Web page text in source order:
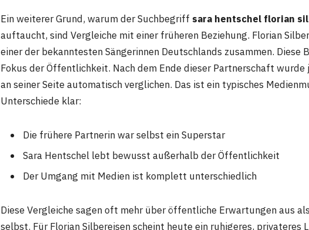
Ein weiterer Grund, warum der Suchbegriff sara hentschel florian
auftaucht, sind Vergleiche mit einer früheren Beziehung. Florian
einer der bekanntesten Sängerinnen Deutschlands zusammen. Diese
Fokus der Öffentlichkeit. Nach dem Ende dieser Partnerschaft wurde
an seiner Seite automatisch verglichen. Das ist ein typisches
Unterschiede klar:
Die frühere Partnerin war selbst ein Superstar
Sara Hentschel lebt bewusst außerhalb der Öffentlichkeit
Der Umgang mit Medien ist komplett unterschiedlich
Diese Vergleiche sagen oft mehr über öffentliche Erwartungen aus
selbst. Für Florian Silbereisen scheint heute ein ruhigeres, privateres